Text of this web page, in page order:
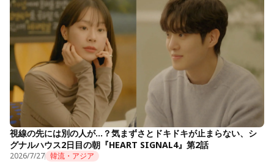
視線の先には別の人が…？気まずさとドキドキが止まらない、シ
グナルハウス2日目の朝『HEART SIGNAL4』第2話
2026/7/27 韓流・アジア